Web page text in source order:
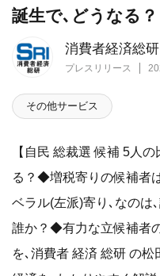
消費者経済総研
プレスリリース
誕生で､どうなる？
その他サービス
【自民 総裁選 候補 5人
る？◆増税寄りの候補者
ベラル(左派)寄り､なのは
誰か？◆有力な立候補者
を､消費者 経済 総研 の